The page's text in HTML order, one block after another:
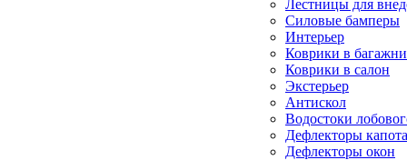
Лестницы для
Силовые бамперы
Интерьер
Коврики в
Коврики в салон
Экстерьер
Антискол
Водостоки
Дефлекторы капота
Дефлекторы окон